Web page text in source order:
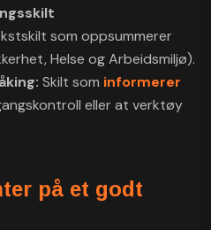
som oppsummerer
Helse og Arbeidsmiljø).
Skilt som informerer
eller at verktøy
på et godt